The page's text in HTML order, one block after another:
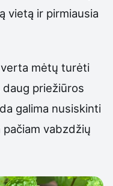
vietą ir pirmiausia
mėtų turėti
priežiūros
galima nusiskinti
vabzdžių